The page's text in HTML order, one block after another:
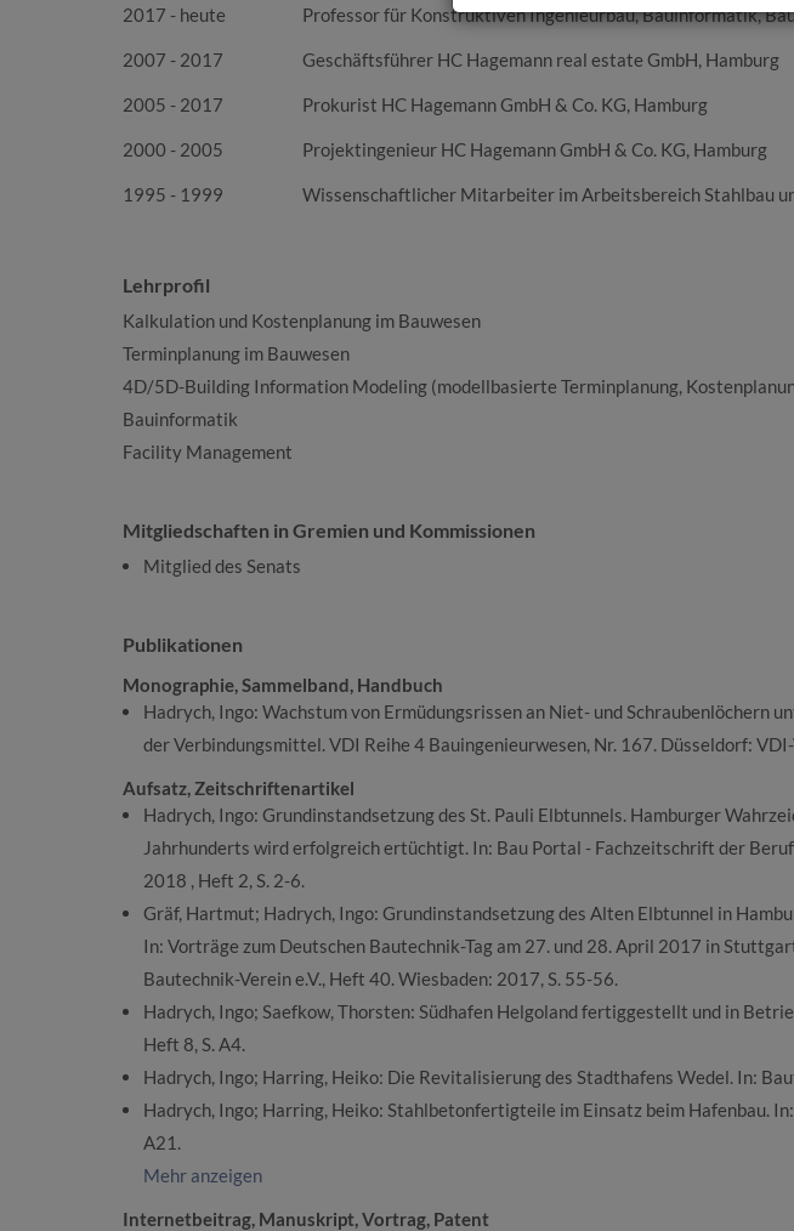
2017 - heute Professor für Konstruktiven Ingenieurbau, Bauinformatik,
2007 - 2017 Geschäftsführer HC Hagemann real estate GmbH, Hamburg
2005 - 2017 Prokurist HC Hagemann GmbH & Co. KG, Hamburg
2000 - 2005 Projektingenieur HC Hagemann GmbH & Co. KG, Hamburg
1995 - 1999 Wissenschaftlicher Mitarbeiter im Arbeitsbereich Stahlbau
Lehrprofil
Kalkulation und Kostenplanung im Bauwesen
Terminplanung im Bauwesen
4D/5D-Building Information Modeling (modellbasierte Terminplanung,
Bauinformatik
Facility Management
Mitgliedschaften in Gremien und Kommissionen
Mitglied des Senats
Publikationen
Monographie, Sammelband, Handbuch
Hadrych, Ingo: Wachstum von Ermüdungsrissen an Niet- und Schraubenlöchern
der Verbindungsmittel. VDI Reihe 4 Bauingenieurwesen, Nr. 167. Düsseldorf:
Aufsatz, Zeitschriftenartikel
Hadrych, Ingo: Grundinstandsetzung des St. Pauli Elbtunnels. Hamburger
Jahrhunderts wird erfolgreich ertüchtigt. In: Bau Portal - Fachzeitschrift der
2018 , Heft 2, S. 2-6.
Gräf, Hartmut; Hadrych, Ingo: Grundinstandsetzung des Alten Elbtunnel in
In: Vorträge zum Deutschen Bautechnik-Tag am 27. und 28. April 2017 in
Bautechnik-Verein e.V., Heft 40. Wiesbaden: 2017, S. 55-56.
Hadrych, Ingo; Saefkow, Thorsten: Südhafen Helgoland fertiggestellt und in
Heft 8, S. A4.
Hadrych, Ingo; Harring, Heiko: Die Revitalisierung des Stadthafens Wedel. In:
Hadrych, Ingo; Harring, Heiko: Stahlbetonfertigteile im Einsatz beim Hafenbau.
A21.
Mehr anzeigen
Internetbeitrag, Manuskript, Vortrag, Patent